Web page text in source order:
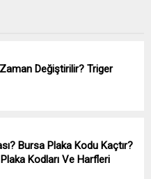
Zaman Değiştirilir? Triger
Bursa Plaka Kodu Kaçtır?
Kodları Ve Harfleri